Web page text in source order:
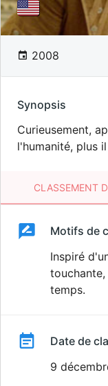
2008
Synopsis
Curieusement,
l'humanité, plus
CLASSEMENT
Classement
Motifs de
Inspiré
temps.
Date de
9